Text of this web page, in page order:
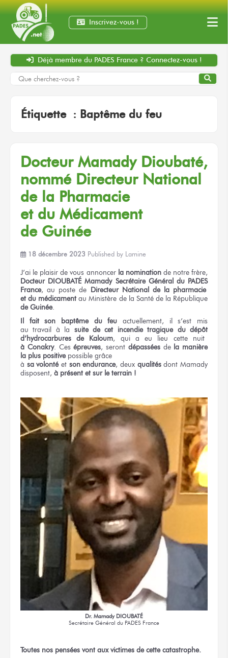
Inscrivez-vous !
Déjà membre du PADES France ? Connectez-vous !
Étiquette : Baptême du feu
Docteur Mamady Dioubaté,
nommé Directeur National
de la Pharmacie
et du Médicament
de Guinée
18 décembre 2023 Published by Lamine
J’ai le plaisir de vous annoncer la nomination de notrefrère,
Docteur DIOUBATÉ Mamady Secrétaire Général du PADES
France,au poste de DirecteurNational de la pharmacie
et du médicament au Ministère de la Santé de la République
de Guinée.
Il faitson baptême du feu actuellement, il s’est mis
au travail à la suite de cet incendietragique du dépôt
d’hydrocarburesde Kaloum, qui a eu lieu
cette nuit
à Conakry. Cesépreuves, seront dépassées de la manière
la plus positivepossible grâce
à sa volonté et son endurance, deux qualités dont Mamady
disposent, à présent et sur le terrain !
Dr. Mamady DIOUBATÉ
Secrétaire Général du PADES France
Toutes nos pensées vont aux victimes de cette catastrophe.